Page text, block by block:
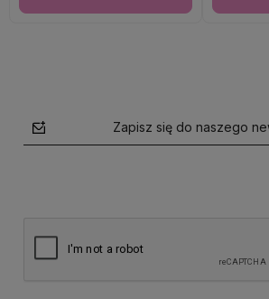
Zapisz się do naszego